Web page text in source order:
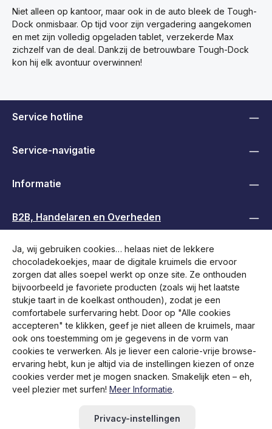
Niet alleen op kantoor, maar ook in de auto bleek de Tough-
Dock onmisbaar. Op tijd voor zijn vergadering aangekomen
en met zijn volledig opgeladen tablet, verzekerde Max
zichzelf van de deal. Dankzij de betrouwbare Tough-Dock
kon hij elk avontuur overwinnen!
Service hotline
Service-navigatie
Informatie
B2B, Handelaren en Overheden
Volg ons
bezorgkosten, indien niet anders vermeld.
Ja, wij gebruiken cookies… helaas niet de lekkere
chocoladekoekjes, maar de digitale kruimels die ervoor
zorgen dat alles soepel werkt op onze site. Ze onthouden
bijvoorbeeld je favoriete producten (zoals wij het laatste
stukje taart in de koelkast onthouden), zodat je een
comfortabele surfervaring hebt. Door op "Alle cookies
accepteren" te klikken, geef je niet alleen de kruimels, maar
ook ons toestemming om je gegevens in de vorm van
cookies te verwerken. Als je liever een calorie-vrije browse-
ervaring hebt, kun je altijd via de instellingen kiezen of onze
cookies verder met je mogen snacken. Smakelijk eten – eh,
veel plezier met surfen! Meer Informatie.
Privacy-instellingen